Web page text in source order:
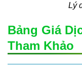
Lý
Bảng Giá
Tham Khảo